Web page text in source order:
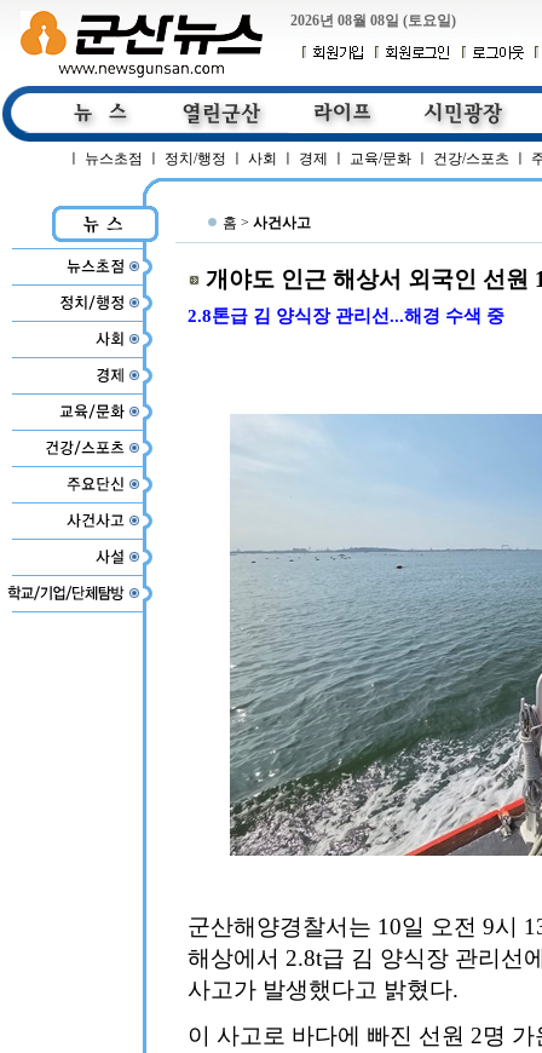
2026년 08월 08일 (토요일)
뉴스초점 정치/행정 사회 경제 교육/문화 건강/스포츠
홈 > 사건사고
개야도 인근 해상서 외국인 선원
2.8톤급 김 양식장 관리선...해경 수색 중
군산해양경찰서는 10일 오전 9시
해상에서 2.8t급 김 양식장 관리선
사고가 발생했다고 밝혔다.
이 사고로 바다에 빠진 선원 2명